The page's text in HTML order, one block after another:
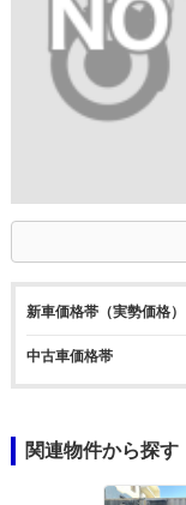
新車価格帯（実勢価格）
中古車価格帯
関連物件から探す